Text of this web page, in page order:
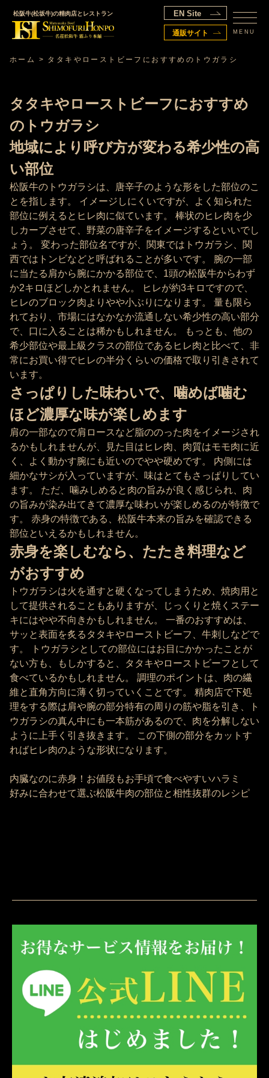
松阪牛(松坂牛)の精肉店とレストラン
通販サイト
EN Site
MENU
ホーム > タタキやローストビーフにおすすめのトウガラシ
タタキやローストビーフにおすすめ
のトウガラシ
地域により呼び方が変わる希少性の高
い部位
松阪牛のトウガラシは、唐辛子のような形をした部位のこ
とを指します。 イメージしにくいですが、よく知られた
部位に例えるとヒレ肉に似ています。 棒状のヒレ肉を少
しカーブさせて、野菜の唐辛子をイメージするといいでし
ょう。 変わった部位名ですが、関東ではトウガラシ、関
西ではトンビなどと呼ばれることが多いです。 腕の一部
に当たる肩から腕にかかる部位で、1頭の松阪牛からわず
か2キロほどしかとれません。 ヒレが約3キロですので、
ヒレのブロック肉よりやや小ぶりになります。 量も限ら
れており、市場にはなかなか流通しない希少性の高い部分
で、口に入ることは稀かもしれません。 もっとも、他の
希少部位や最上級クラスの部位であるヒレ肉と比べて、非
常にお買い得でヒレの半分くらいの価格で取り引きされて
います。
さっぱりした味わいで、噛めば噛む
ほど濃厚な味が楽しめます
肩の一部なので肩ロースなど脂ののった肉をイメージされ
るかもしれませんが、見た目はヒレ肉、肉質はモモ肉に近
く、よく動かす腕にも近いのでやや硬めです。 内側には
細かなサシが入っていますが、味はとてもさっぱりしてい
ます。 ただ、噛みしめると肉の旨みが良く感じられ、肉
の旨みが染み出てきて濃厚な味わいが楽しめるのが特徴で
す。 赤身の特徴である、松阪牛本来の旨みを確認できる
部位といえるかもしれません。
赤身を楽しむなら、たたき料理など
がおすすめ
トウガラシは火を通すと硬くなってしまうため、焼肉用と
して提供されることもありますが、じっくりと焼くステー
キにはやや不向きかもしれません。 一番のおすすめは、
サッと表面を炙るタタキやローストビーフ、牛刺しなどで
す。 トウガラシとしての部位にはお目にかかったことが
ない方も、もしかすると、タタキやローストビーフとして
食べているかもしれません。 調理のポイントは、肉の繊
維と直角方向に薄く切っていくことです。 精肉店で下処
理をする際は肩や腕の部分特有の周りの筋や脂を引き、ト
ウガラシの真ん中にも一本筋があるので、肉を分解しない
ように上手く引き抜きます。 この下側の部分をカットす
ればヒレ肉のような形状になります。
内臓なのに赤身！お値段もお手頃で食べやすいハラミ
好みに合わせて選ぶ松阪牛肉の部位と相性抜群のレシピ